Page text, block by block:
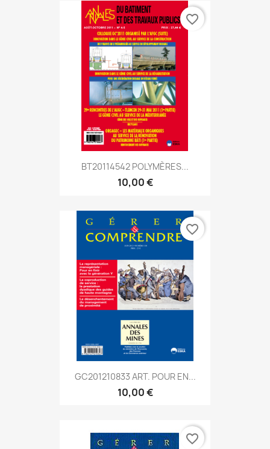
BT20114542 POLYMÈRES...
10,00 €
favorite_border
GC201210833 ART. POUR EN...
10,00 €
favorite_border
favorite_border